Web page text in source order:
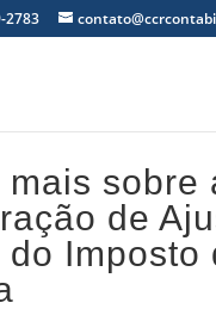
2783
mais sobre
de
do Imposto